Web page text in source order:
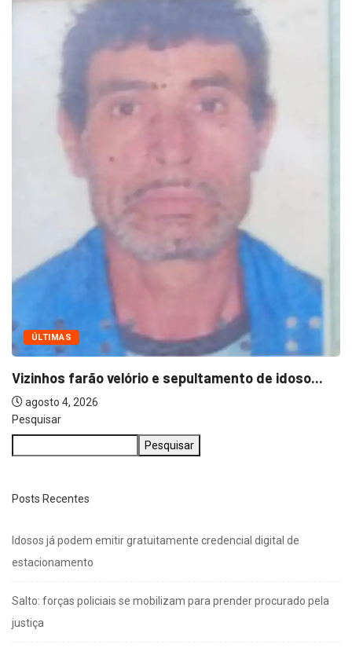
ÚLTIMAS
Vizinhos farão velório e sepultamento de idoso...
agosto 4, 2026
Pesquisar
Pesquisar
Posts Recentes
Idosos já podem emitir gratuitamente credencial digital de
estacionamento
Salto: forças policiais se mobilizam para prender procurado pela
justiça